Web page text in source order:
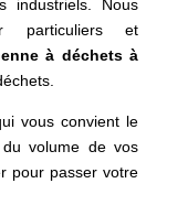
industriels. Nous
particuliers et
à déchets à
vous convient le
volume de vos
pour passer votre